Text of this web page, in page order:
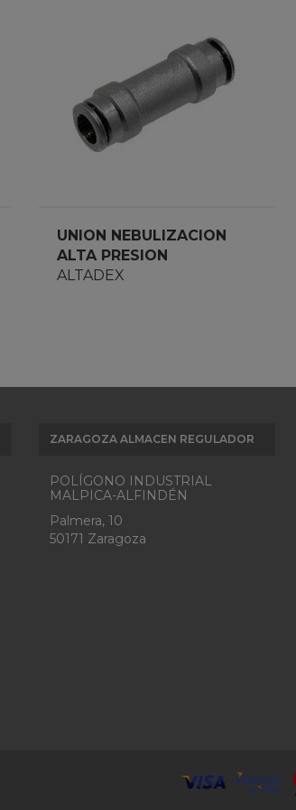
UNION NEBULIZACION
ALTA PRESION
DRIP&FRESH 3/8
ALTADEX
ZARAGOZA ALMACEN REGULADOR
POLÍGONO INDUSTRIAL
MALPICA-ALFINDÉN
Palmera, 10
50171 Zaragoza